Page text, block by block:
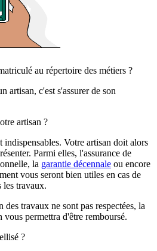
au répertoire des métiers ?
c'est s'assurer de son
artisan ?
indispensables. Votre artisan doit alors
Parmi elles, l'assurance de
la garantie décennale ou encore
vous seront bien utiles en cas de
les travaux.
des travaux ne sont pas respectées, la
permettra d'être remboursé.
?